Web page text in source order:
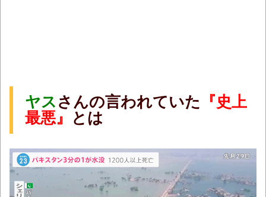
ヤス さんの言われていた 『史上
最悪』 とは